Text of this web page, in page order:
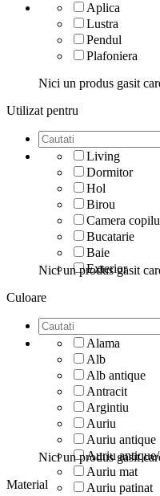
Aplica
Lustra
Pendul
Plafoniera
Nici un produs gasit
Utilizat pentru
Living
Dormitor
Hol
Birou
Camera
Bucatarie
Baie
Exterior
Nici un produs gasit
Culoare
Alama
Alb
Alb antique
Antracit
Argintiu
Auriu
Auriu antique
Auriu
Auriu mat
Auriu patinat
Nici un produs gasit
Material